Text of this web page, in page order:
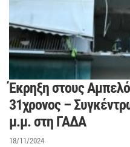
Έκρηξη στους
31χρονος –
μ.μ. στη ΓΑΔΑ
18/11/2024